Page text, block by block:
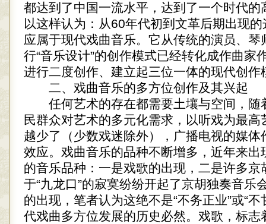
都达到了中国一流水平，达到了一个时代的
以这样认为：从60年代初到文革后期出现
应属于现代戏曲音乐。它从传统的演员、琴
行“音乐设计”的创作模式已经转化成作曲家
进行二度创作、建立起三位一体的现代创作
二、戏曲音乐的多方位创作及其兴起
任何艺术的存在都需要土壤与空间，随
民群众对艺术的多元化需求，以听戏为最高
越少了（少数戏迷除外），广播电视的媒体
效应。戏曲音乐的品种不断增多，近年来出
的音乐品种：一是戏歌的出现，二是许多京
于“九龙口”的寂寞纷纷开起了京胡独奏音乐
的出现，笔者认为这绝不是“不务正业”或“不
代戏曲多方位发展的历史必然。戏歌，标志